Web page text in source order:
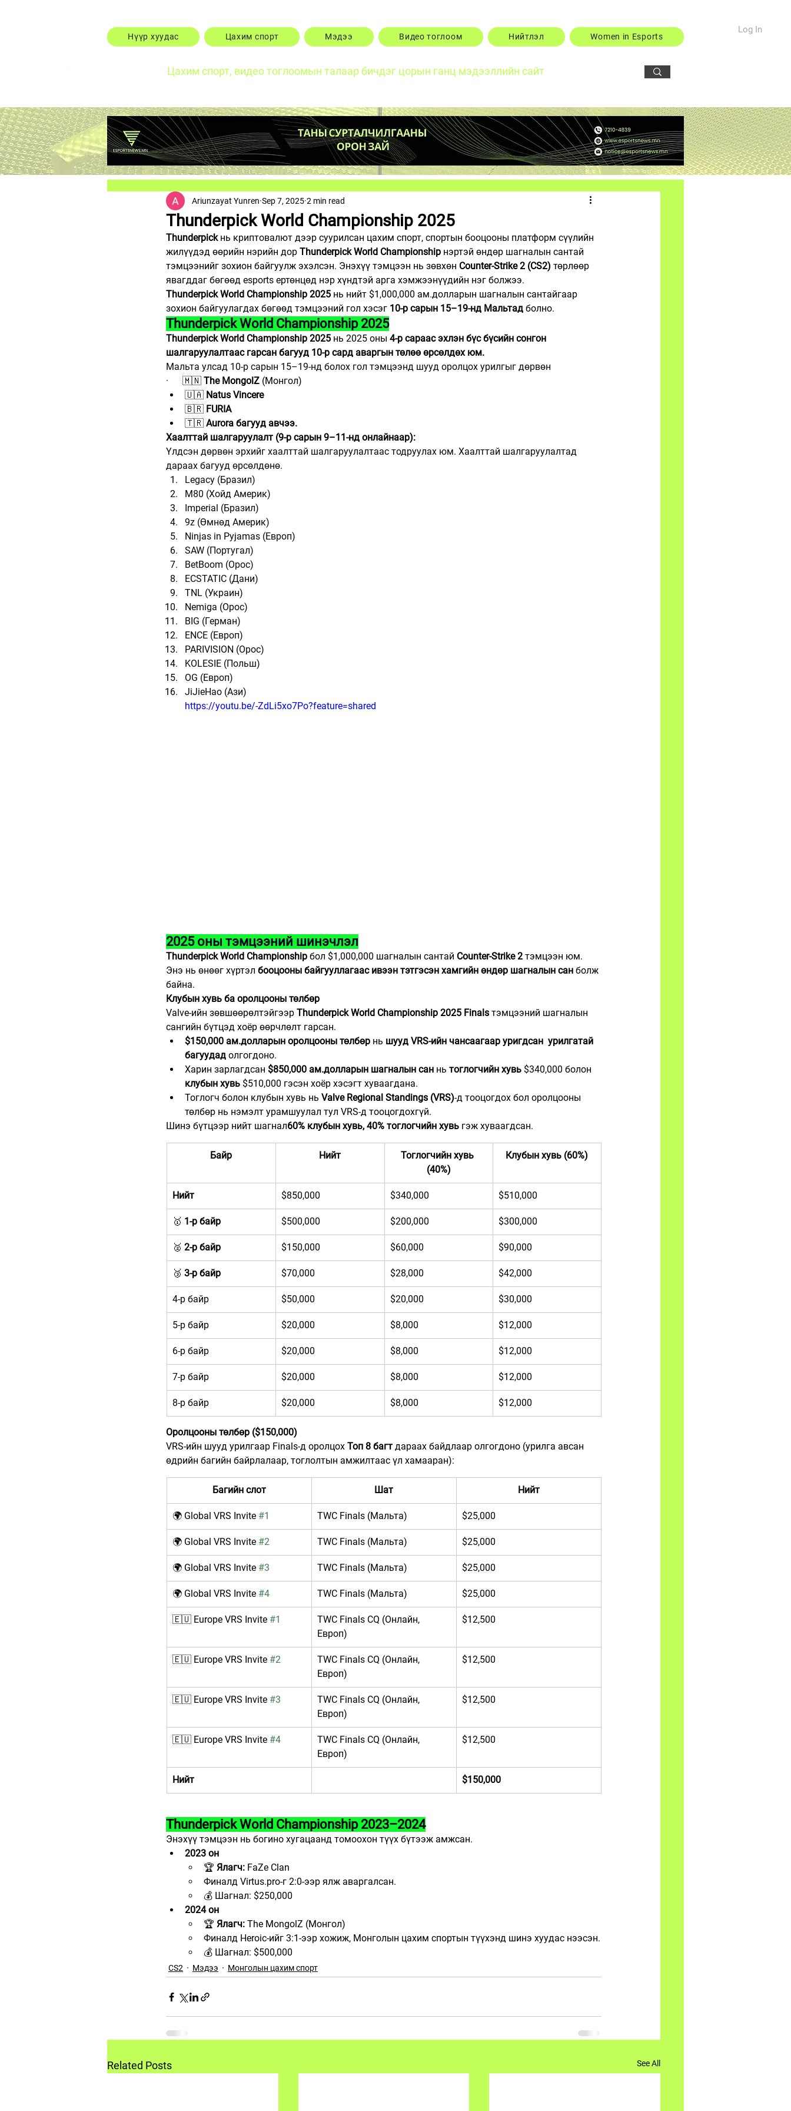
Нүүр хуудас Цахим спорт Мэдээ Видео тоглоом Нийтлэл Women in Esports
Log In
Цахим спорт, видео тоглоомын талаар бичдэг цорын ганц мэдээллийн сайт
Thunderpick World Championship 2025
Ariunzayat Yunren Sep 7, 2025 2 min read
Thunderpick нь криптовалют дээр суурилсан цахим спорт, спортын бооцооны платформ сүүлийн
жилүүдэд өөрийн нэрийн дор Thunderpick World Championship нэртэй өндөр шагналын сантай
тэмцээнийг зохион байгуулж эхэлсэн. Энэхүү тэмцээн нь зөвхөн Counter-Strike 2 (CS2) төрлөөр
явагддаг бөгөөд esports ертөнцөд нэр хүндтэй арга хэмжээнүүдийн нэг болжээ.
Thunderpick World Championship 2025 нь нийт $1,000,000 ам.долларын шагналын сантайгаар
зохион байгуулагдах бөгөөд тэмцээний гол хэсэг 10-р сарын 15–19-нд Мальтад болно.
Thunderpick World Championship 2025
Thunderpick World Championship 2025 нь 2025 оны 4-р сараас эхлэн бүс бүсийн сонгон
шалгаруулалтаас гарсан багууд 10-р сард аваргын төлөө өрсөлдөх юм.
Мальта улсад 10-р сарын 15–19-нд болох гол тэмцээнд шууд оролцох урилгыг дөрвөн
·      🇲🇳 The MongolZ (Монгол)
🇺🇦 Natus Vincere
🇧🇷 FURIA
🇹🇷 Aurora багууд авчээ.
Хаалттай шалгаруулалт (9-р сарын 9–11-нд онлайнаар):
Үлдсэн дөрвөн эрхийг хаалттай шалгаруулалтаас тодруулах юм. Хаалттай шалгаруулалтад
дараах багууд өрсөлдөнө.
Legacy (Бразил)
M80 (Хойд Америк)
Imperial (Бразил)
9z (Өмнөд Америк)
Ninjas in Pyjamas (Европ)
SAW (Португал)
BetBoom (Орос)
ECSTATIC (Дани)
TNL (Украин)
Nemiga (Орос)
BIG (Герман)
ENCE (Европ)
PARIVISION (Орос)
KOLESIE (Польш)
OG (Европ)
JiJieHao (Ази)
https://youtu.be/-ZdLi5xo7Po?feature=shared
2025 оны тэмцээний шинэчлэл
Thunderpick World Championship бол $1,000,000 шагналын сантай Counter-Strike 2 тэмцээн юм.
Энэ нь өнөөг хүртэл бооцооны байгууллагаас ивээн тэтгэсэн хамгийн өндөр шагналын сан болж
байна.
Клубын хувь ба оролцооны төлбөр
Valve-ийн зөвшөөрөлтэйгээр Thunderpick World Championship 2025 Finals тэмцээний шагналын
сангийн бүтцэд хоёр өөрчлөлт гарсан.
$150,000 ам.долларын оролцооны төлбөр нь шууд VRS-ийн чансаагаар уригдсан  урилгатай
багуудад олгогдоно.
Харин зарлагдсан $850,000 ам.долларын шагналын сан нь тоглогчийн хувь $340,000 болон
клубын хувь $510,000 гэсэн хоёр хэсэгт хуваагдана.
Тоглогч болон клубын хувь нь Valve Regional Standings (VRS)-д тооцогдох бол оролцооны
төлбөр нь нэмэлт урамшуулал тул VRS-д тооцогдохгүй.
Шинэ бүтцээр нийт шагнал60% клубын хувь, 40% тоглогчийн хувь гэж хуваагдсан.
Байр Нийт
Тоглогчийн хувь
(40%)
Клубын хувь (60%)
Нийт $850,000 $340,000 $510,000
🥇 1-р байр $500,000 $200,000 $300,000
🥈 2-р байр $150,000 $60,000 $90,000
🥉 3-р байр $70,000 $28,000 $42,000
4-р байр $50,000 $20,000 $30,000
5-р байр $20,000 $8,000 $12,000
6-р байр $20,000 $8,000 $12,000
7-р байр $20,000 $8,000 $12,000
8-р байр $20,000 $8,000 $12,000
Оролцооны төлбөр ($150,000)
VRS-ийн шууд урилгаар Finals-д оролцох Топ 8 багт дараах байдлаар олгогдоно (урилга авсан
өдрийн багийн байрлалаар, тоглолтын амжилтаас үл хамааран):
Багийн слот Шат Нийт
🌍 Global VRS Invite #1 TWC Finals (Мальта) $25,000
🌍 Global VRS Invite #2 TWC Finals (Мальта) $25,000
🌍 Global VRS Invite #3 TWC Finals (Мальта) $25,000
🌍 Global VRS Invite #4 TWC Finals (Мальта) $25,000
🇪🇺 Europe VRS Invite #1
TWC Finals CQ (Онлайн,
Европ)
$12,500
🇪🇺 Europe VRS Invite #2
TWC Finals CQ (Онлайн,
Европ)
$12,500
🇪🇺 Europe VRS Invite #3
TWC Finals CQ (Онлайн,
Европ)
$12,500
🇪🇺 Europe VRS Invite #4
TWC Finals CQ (Онлайн,
Европ)
$12,500
Нийт $150,000
Thunderpick World Championship 2023–2024
Энэхүү тэмцээн нь богино хугацаанд томоохон түүх бүтээж амжсан.
2023 он
🏆 Ялагч: FaZe Clan
Финалд Virtus.pro-г 2:0-ээр ялж аваргалсан.
💰 Шагнал: $250,000
2024 он
🏆 Ялагч: The MongolZ (Монгол)
Финалд Heroic-ийг 3:1-ээр хожиж, Монголын цахим спортын түүхэнд шинэ хуудас нээсэн.
💰 Шагнал: $500,000
CS2 Мэдээ Монголын цахим спорт
Related Posts See All